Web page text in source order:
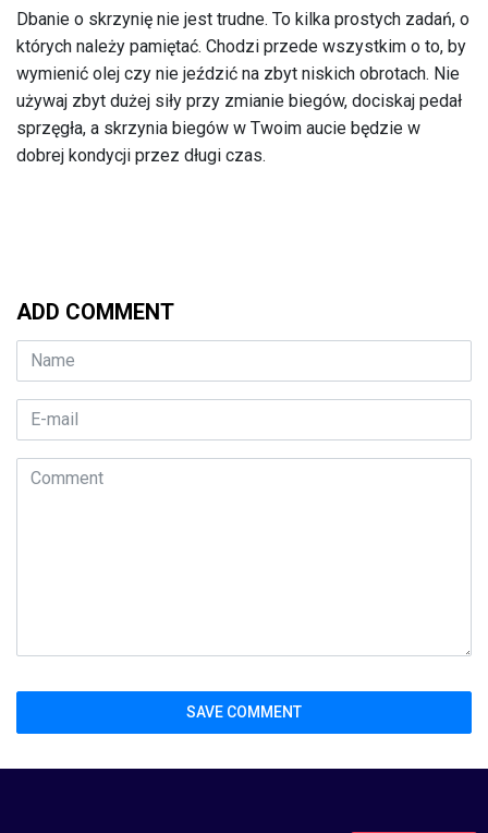
Dbanie o skrzynię nie jest trudne. To kilka prostych zadań, o
których należy pamiętać. Chodzi przede wszystkim o to, by
wymienić olej czy nie jeździć na zbyt niskich obrotach. Nie
używaj zbyt dużej siły przy zmianie biegów, dociskaj pedał
sprzęgła, a skrzynia biegów w Twoim aucie będzie w
dobrej kondycji przez długi czas.
ADD COMMENT